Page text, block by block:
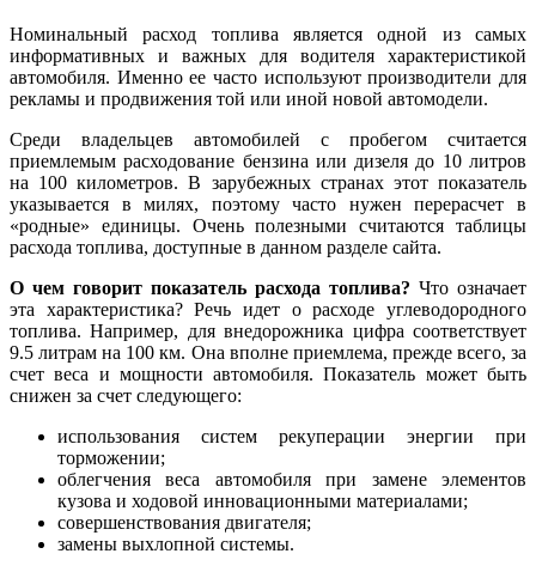
Номинальный расход топлива является одной из самых
информативных и важных для водителя характеристикой
автомобиля. Именно ее часто используют производители для
рекламы и продвижения той или иной новой автомодели.
Среди владельцев автомобилей с пробегом считается
приемлемым расходование бензина или дизеля до 10 литров
на 100 километров. В зарубежных странах этот показатель
указывается в милях, поэтому часто нужен перерасчет в
«родные» единицы. Очень полезными считаются таблицы
расхода топлива, доступные в данном разделе сайта.
О чем говорит показатель расхода топлива? Что означает
эта характеристика? Речь идет о расходе углеводородного
топлива. Например, для внедорожника цифра соответствует
9.5 литрам на 100 км. Она вполне приемлема, прежде всего, за
счет веса и мощности автомобиля. Показатель может быть
снижен за счет следующего:
использования систем рекуперации энергии при
торможении;
облегчения веса автомобиля при замене элементов
кузова и ходовой инновационными материалами;
совершенствования двигателя;
замены выхлопной системы.